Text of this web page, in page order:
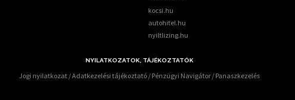
kocsi.hu
autohitel.hu
nyiltlizing.hu
NYILATKOZATOK, TÁJÉKOZTATÓK
Jogi nyilatkozat /Adatkezelési tájékoztató / Pénzügyi Navigátor / Panaszkezelés